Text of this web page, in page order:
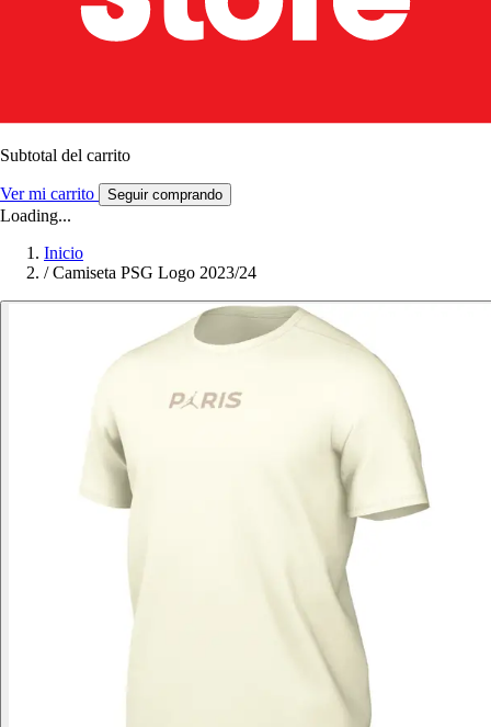
Subtotal del carrito
Ver mi carrito Seguir comprando
Loading...
Inicio
/ Camiseta PSG Logo 2023/24